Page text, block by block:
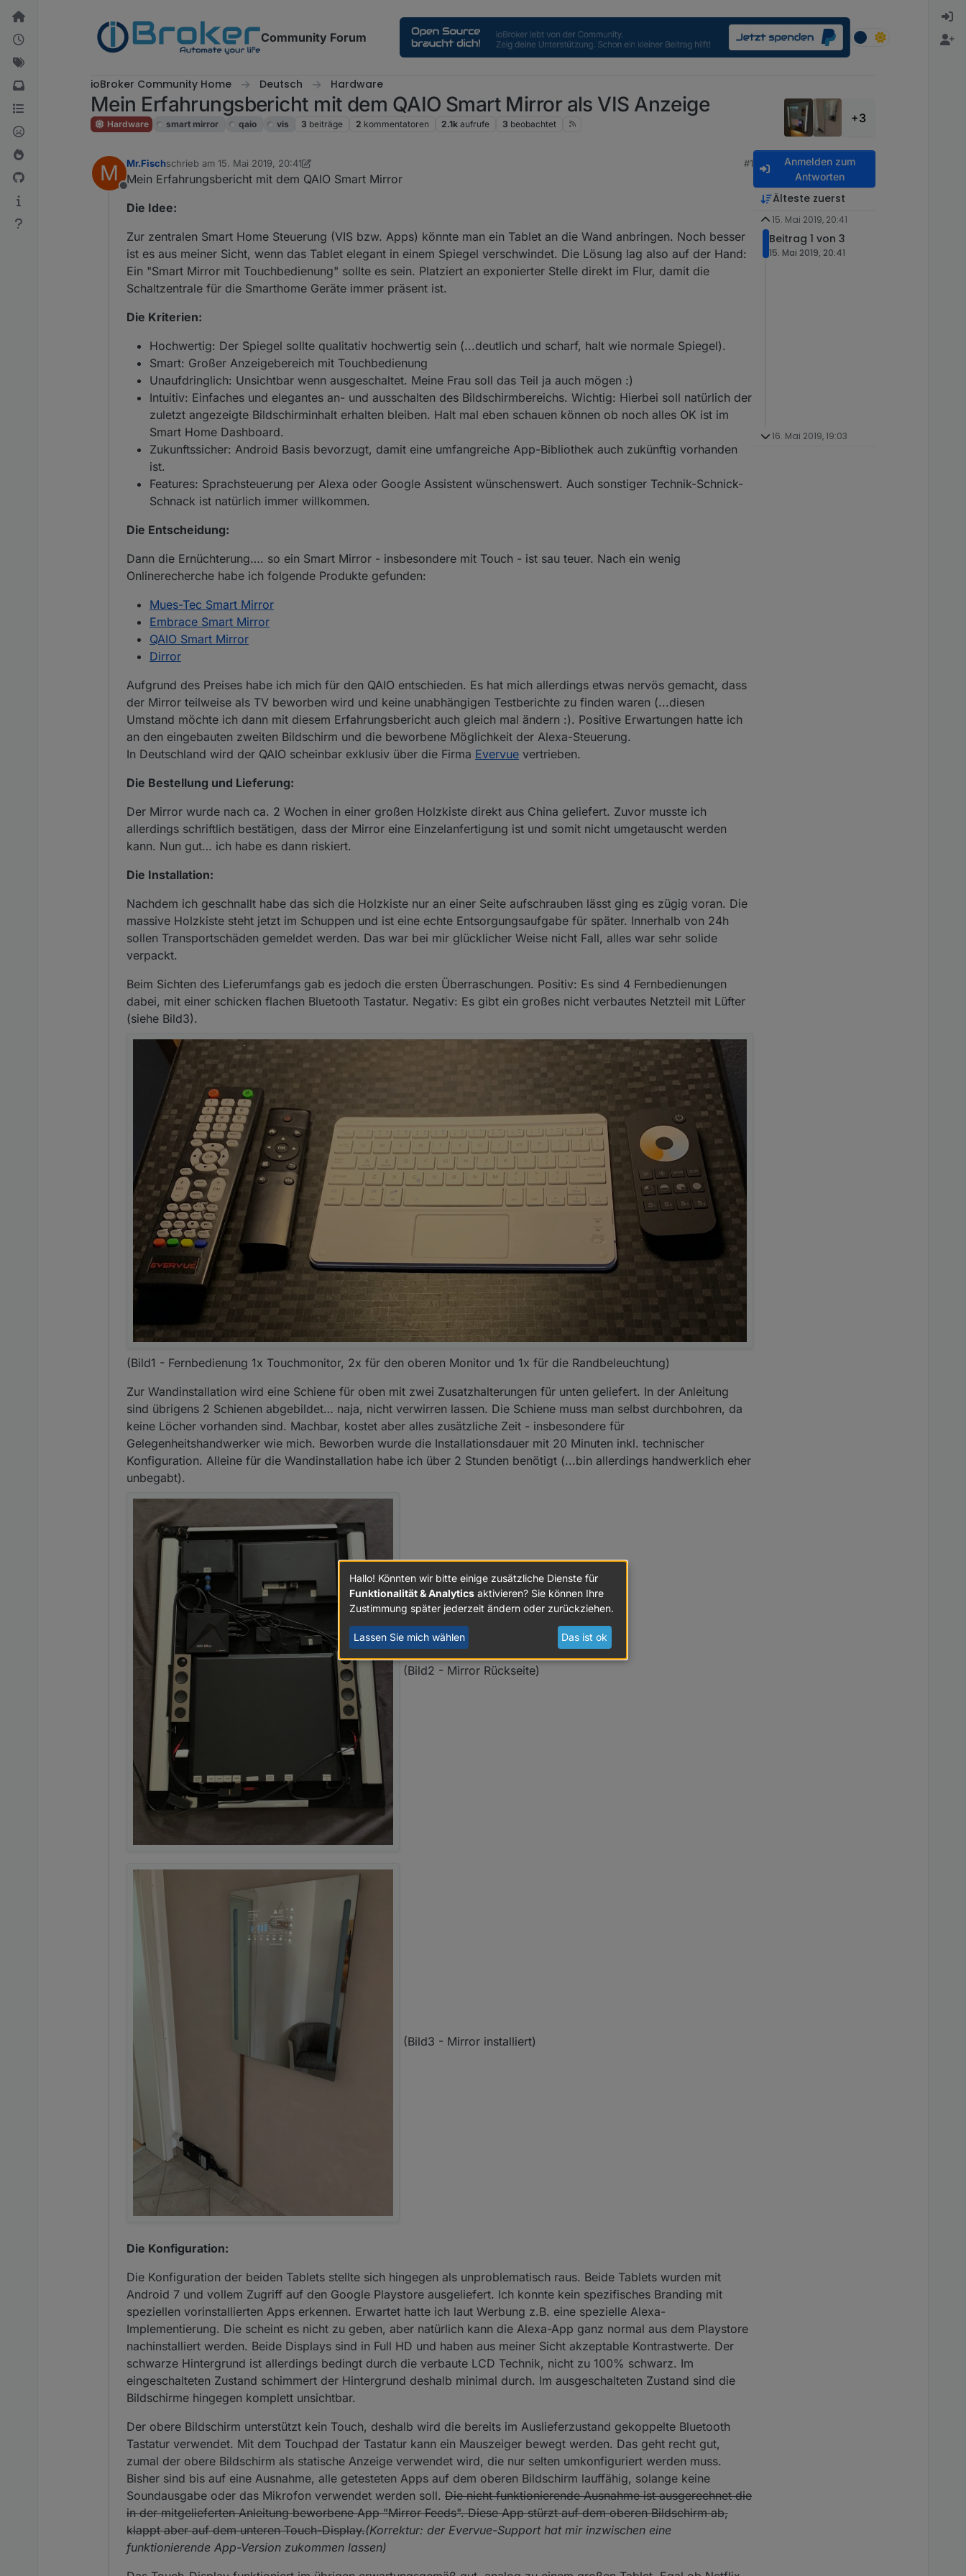
Weiter zum Inhalt
Community Forum
ioBroker Community Home Deutsch Hardware
Mein Erfahrungsbericht mit dem QAIO Smart Mirror als VIS Anzeige
Hardware smart mirror qaio vis 3 beiträge 2 kommentatoren 2.1k aufrufe 3 beobachtet +3
M
Offline
Mr.Fischschrieb am 15. Mai 2019, 20:41
zuletzt editiert von Mr.Fisch
#1
Mein Erfahrungsbericht mit dem QAIO Smart Mirror
Die Idee:
Zur zentralen Smart Home Steuerung (VIS bzw. Apps) könnte man ein Tablet an die Wand anbringen. Noch besser
ist es aus meiner Sicht, wenn das Tablet elegant in einem Spiegel verschwindet. Die Lösung lag also auf der Hand:
Ein "Smart Mirror mit Touchbedienung" sollte es sein. Platziert an exponierter Stelle direkt im Flur, damit die
Schaltzentrale für die Smarthome Geräte immer präsent ist.
Die Kriterien:
Hochwertig: Der Spiegel sollte qualitativ hochwertig sein (...deutlich und scharf, halt wie normale Spiegel).
Smart: Großer Anzeigebereich mit Touchbedienung
Unaufdringlich: Unsichtbar wenn ausgeschaltet. Meine Frau soll das Teil ja auch mögen :)
Intuitiv: Einfaches und elegantes an- und ausschalten des Bildschirmbereichs. Wichtig: Hierbei soll natürlich der
zuletzt angezeigte Bildschirminhalt erhalten bleiben. Halt mal eben schauen können ob noch alles OK ist im
Smart Home Dashboard.
Zukunftssicher: Android Basis bevorzugt, damit eine umfangreiche App-Bibliothek auch zukünftig vorhanden
ist.
Features: Sprachsteuerung per Alexa oder Google Assistent wünschenswert. Auch sonstiger Technik-Schnick-
Schnack ist natürlich immer willkommen.
Die Entscheidung:
Dann die Ernüchterung…. so ein Smart Mirror - insbesondere mit Touch - ist sau teuer. Nach ein wenig
Onlinerecherche habe ich folgende Produkte gefunden:
Mues-Tec Smart Mirror
Embrace Smart Mirror
QAIO Smart Mirror
Dirror
Aufgrund des Preises habe ich mich für den QAIO entschieden. Es hat mich allerdings etwas nervös gemacht, dass
der Mirror teilweise als TV beworben wird und keine unabhängigen Testberichte zu finden waren (...diesen
Umstand möchte ich dann mit diesem Erfahrungsbericht auch gleich mal ändern :). Positive Erwartungen hatte ich
an den eingebauten zweiten Bildschirm und die beworbene Möglichkeit der Alexa-Steuerung.
In Deutschland wird der QAIO scheinbar exklusiv über die Firma Evervue vertrieben.
Die Bestellung und Lieferung:
Der Mirror wurde nach ca. 2 Wochen in einer großen Holzkiste direkt aus China geliefert. Zuvor musste ich
allerdings schriftlich bestätigen, dass der Mirror eine Einzelanfertigung ist und somit nicht umgetauscht werden
kann. Nun gut… ich habe es dann riskiert.
Die Installation:
Nachdem ich geschnallt habe das sich die Holzkiste nur an einer Seite aufschrauben lässt ging es zügig voran. Die
massive Holzkiste steht jetzt im Schuppen und ist eine echte Entsorgungsaufgabe für später. Innerhalb von 24h
sollen Transportschäden gemeldet werden. Das war bei mir glücklicher Weise nicht Fall, alles war sehr solide
verpackt.
Beim Sichten des Lieferumfangs gab es jedoch die ersten Überraschungen. Positiv: Es sind 4 Fernbedienungen
dabei, mit einer schicken flachen Bluetooth Tastatur. Negativ: Es gibt ein großes nicht verbautes Netzteil mit Lüfter
(siehe Bild3).
(Bild1 - Fernbedienung 1x Touchmonitor, 2x für den oberen Monitor und 1x für die Randbeleuchtung)
Zur Wandinstallation wird eine Schiene für oben mit zwei Zusatzhalterungen für unten geliefert. In der Anleitung
sind übrigens 2 Schienen abgebildet… naja, nicht verwirren lassen. Die Schiene muss man selbst durchbohren, da
keine Löcher vorhanden sind. Machbar, kostet aber alles zusätzliche Zeit - insbesondere für
Gelegenheitshandwerker wie mich. Beworben wurde die Installationsdauer mit 20 Minuten inkl. technischer
Konfiguration. Alleine für die Wandinstallation habe ich über 2 Stunden benötigt (...bin allerdings handwerklich eher
unbegabt).
(Bild2 - Mirror Rückseite)
(Bild3 - Mirror installiert)
Die Konfiguration:
Die Konfiguration der beiden Tablets stellte sich hingegen als unproblematisch raus. Beide Tablets wurden mit
Android 7 und vollem Zugriff auf den Google Playstore ausgeliefert. Ich konnte kein spezifisches Branding mit
speziellen vorinstallierten Apps erkennen. Erwartet hatte ich laut Werbung z.B. eine spezielle Alexa-
Implementierung. Die scheint es nicht zu geben, aber natürlich kann die Alexa-App ganz normal aus dem Playstore
nachinstalliert werden. Beide Displays sind in Full HD und haben aus meiner Sicht akzeptable Kontrastwerte. Der
schwarze Hintergrund ist allerdings bedingt durch die verbaute LCD Technik, nicht zu 100% schwarz. Im
eingeschalteten Zustand schimmert der Hintergrund deshalb minimal durch. Im ausgeschalteten Zustand sind die
Bildschirme hingegen komplett unsichtbar.
Der obere Bildschirm unterstützt kein Touch, deshalb wird die bereits im Auslieferzustand gekoppelte Bluetooth
Tastatur verwendet. Mit dem Touchpad der Tastatur kann ein Mauszeiger bewegt werden. Das geht recht gut,
zumal der obere Bildschirm als statische Anzeige verwendet wird, die nur selten umkonfiguriert werden muss.
Bisher sind bis auf eine Ausnahme, alle getesteten Apps auf dem oberen Bildschirm lauffähig, solange keine
Soundausgabe oder das Mikrofon verwendet werden soll. Die nicht funktionierende Ausnahme ist ausgerechnet die
in der mitgelieferten Anleitung beworbene App "Mirror Feeds". Diese App stürzt auf dem oberen Bildschirm ab,
klappt aber auf dem unteren Touch-Display.(Korrektur: der Evervue-Support hat mir inzwischen eine
funktionierende App-Version zukommen lassen)
Anmelden zum
Antworten
Älteste zuerst
15. Mai 2019, 20:41
Beitrag 1 von 3
15. Mai 2019, 20:41
16. Mai 2019, 19:03
Hallo! Könnten wir bitte einige zusätzliche Dienste für
Funktionalität & Analytics aktivieren? Sie können Ihre
Zustimmung später jederzeit ändern oder zurückziehen.
Lassen Sie mich wählen Das ist ok